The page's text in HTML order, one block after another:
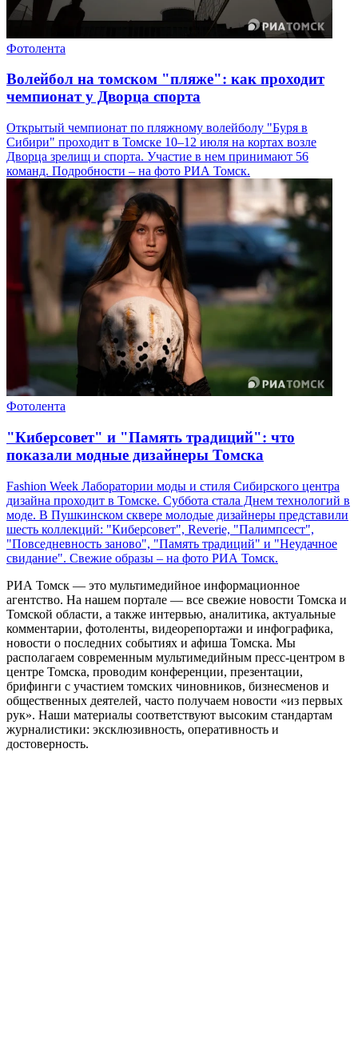
Фотолента
Волейбол на томском "пляже": как проходит
чемпионат у Дворца спорта
Открытый чемпионат по пляжному волейболу "Буря в
Сибири" проходит в Томске 10–12 июля на кортах возле
Дворца зрелищ и спорта. Участие в нем принимают 56
команд. Подробности – на фото РИА Томск.
Фотолента
"Киберсовет" и "Память традиций": что
показали модные дизайнеры Томска
Fashion Week Лаборатории моды и стиля Сибирского центра
дизайна проходит в Томске. Суббота стала Днем технологий в
моде. В Пушкинском сквере молодые дизайнеры представили
шесть коллекций: "Киберсовет", Reverie, "Палимпсест",
"Повседневность заново", "Память традиций" и "Неудачное
свидание". Свежие образы – на фото РИА Томск.
РИА Томск — это мультимедийное информационное
агентство. На нашем портале — все свежие новости Томска и
Томской области, а также интервью, аналитика, актуальные
комментарии, фотоленты, видеорепортажи и инфографика,
новости о последних событиях и афиша Томска. Мы
располагаем современным мультимедийным пресс-центром в
центре Томска, проводим конференции, презентации,
брифинги с участием томских чиновников, бизнесменов и
общественных деятелей, часто получаем новости «из первых
рук». Наши материалы соответствуют высоким стандартам
журналистики: эксклюзивность, оперативность и
достоверность.